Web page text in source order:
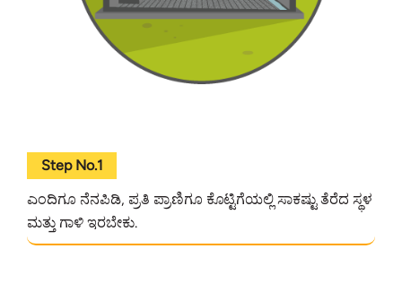
Step No.1
ಎಂದಿಗೂ ನೆನಪಿಡಿ, ಪ್ರತಿ ಪ್ರಾಣಿಗೂ ಕೊಟ್ಟಿಗೆಯಲ್ಲಿ ಸಾಕಷ್ಟು ತೆರೆದ ಸ್ಥಳ
ಮತ್ತು ಗಾಳಿ ಇರಬೇಕು.